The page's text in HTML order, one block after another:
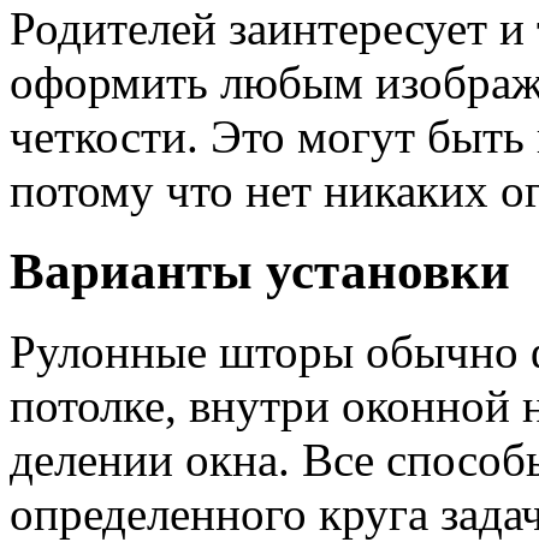
Родителей заинтересует
оформить любым
четкости. Это могут
потому что нет никаких
Варианты установки
Рулонные шторы обычно
потолке, внутри
делении окна. Все
определенного круга